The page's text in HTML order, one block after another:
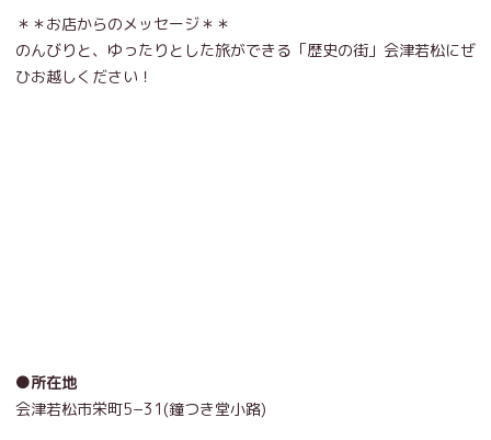
＊＊お店からのメッセージ＊＊
のんびりと、ゆったりとした旅ができる「歴史の街」会津若松にぜ
ひお越しください！
●所在地
会津若松市栄町5−31(鐘つき堂小路)